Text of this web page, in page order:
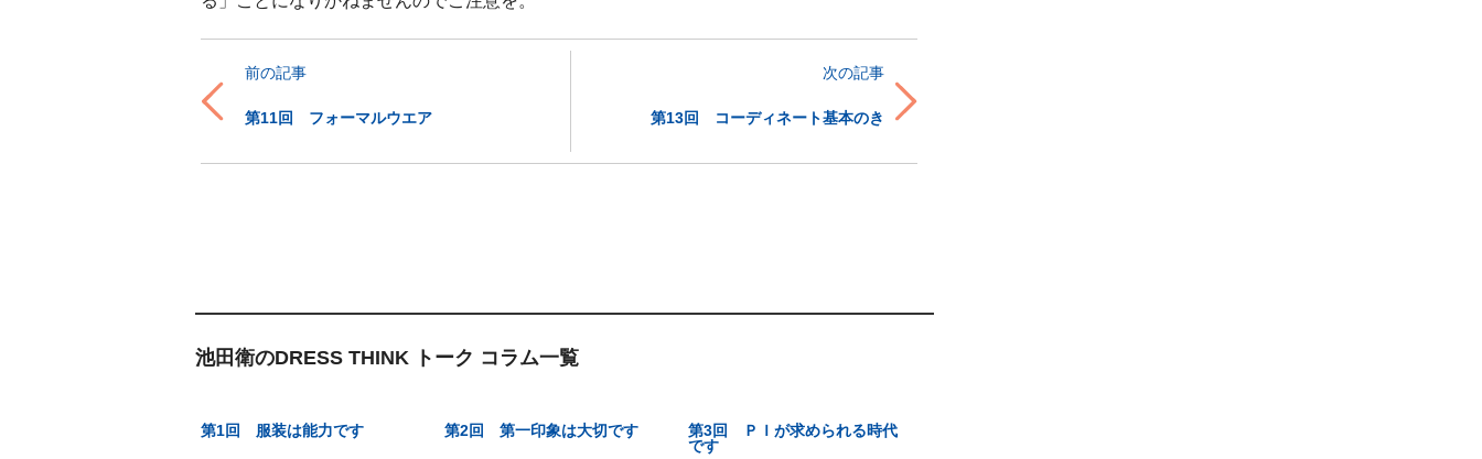
前の記事
第11回 フォーマルウエア
次の記事
第13回 コーディネート基本のき
池田衛のDRESS THINK トーク コラム一覧
第1回 服装は能力です 第2回 第一印象は大切です
第3回 ＰＩが求められる時代
です